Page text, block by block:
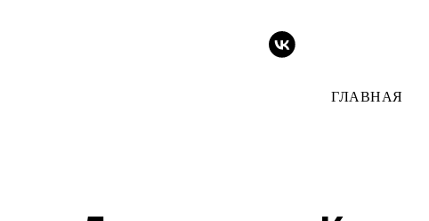
ГЛАВНАЯ